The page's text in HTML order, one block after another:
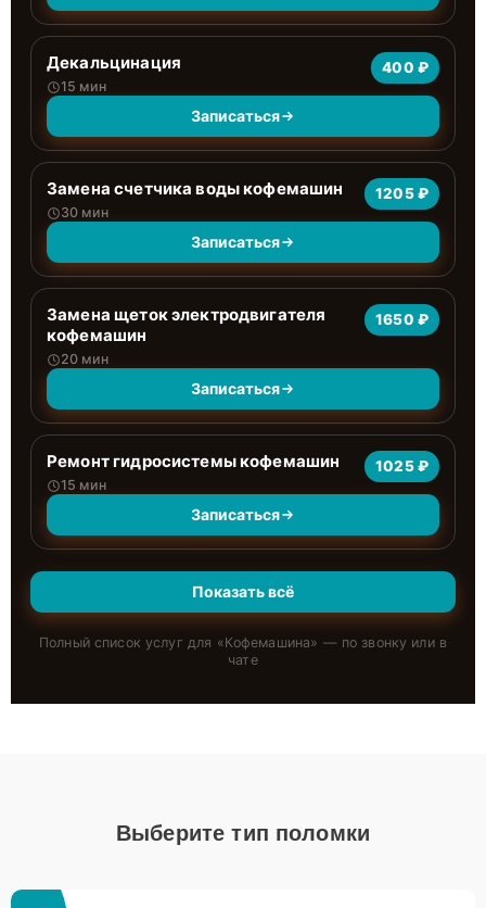
Декальцинация
15 мин
400 ₽
Записаться
Замена счетчика воды кофемашин
30 мин
1205 ₽
Записаться
Замена щеток электродвигателя
кофемашин
20 мин
1650 ₽
Записаться
Ремонт гидросистемы кофемашин
15 мин
1025 ₽
Записаться
Показать всё
Полный список услуг для «Кофемашина» — по звонку или в
чате
Выберите тип поломки